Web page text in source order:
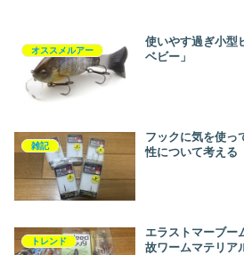
オススメルアー
使いやす過ぎ小型
ベビー」
雑記
フックに気を使っ
性について考える
トレンド
エラストマーブ
故ワームマテリア